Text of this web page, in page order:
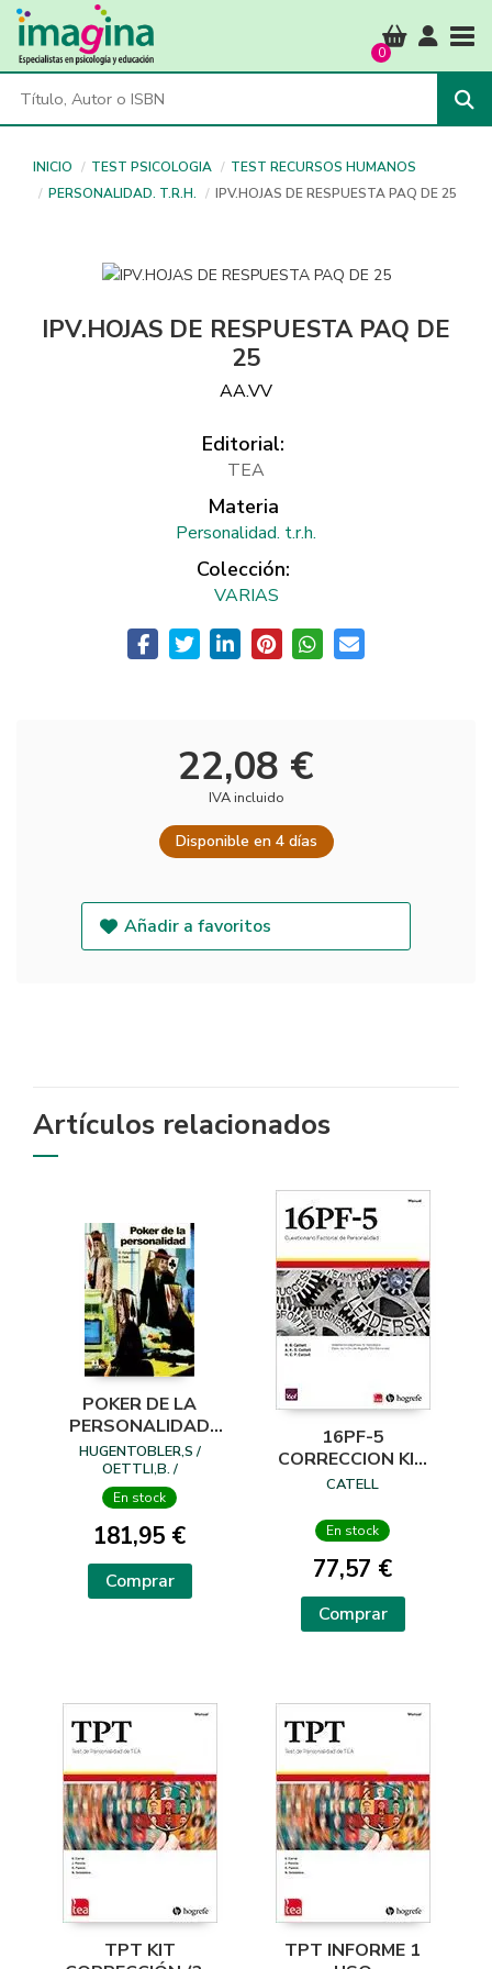
0
INICIO TEST PSICOLOGIA
TEST RECURSOS HUMANOS
PERSONALIDAD. T.R.H.
IPV.HOJAS DE RESPUESTA PAQ DE 25
IPV.HOJAS DE RESPUESTA PAQ DE
25
AA.VV
Editorial:
TEA
Materia
Personalidad. t.r.h.
Colección:
VARIAS
22,08 €
IVA incluido
Disponible en 4 días
Añadir a favoritos
Artículos relacionados
POKER DE LA
PERSONALIDAD
JUEGO COMPLETO
HUGENTOBLER,S /
OETTLI,B. /
RUCKSTUHL,D.
En stock
181,95 €
Comprar
16PF-5
CORRECCION KIT
25 USOS PIN
CATELL
En stock
77,57 €
Comprar
TPT KIT
TPT INFORME 1